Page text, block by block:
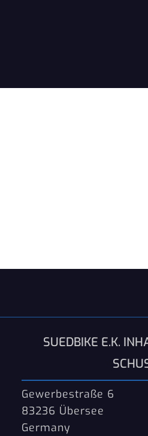
SUEDBIKE E.K.
Gewerbestraße 6
83236 Übersee
Germany